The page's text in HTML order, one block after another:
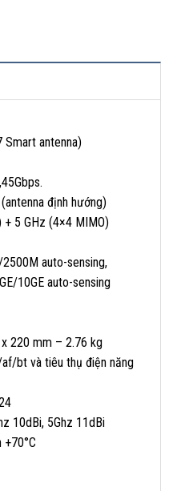
Smart antenna)
định hướng)
+ 5 GHz (4×4 MIMO)
auto-sensing,
10GE auto-sensing
220 mm – 2.76 kg
bt và tiêu thụ điện năng
10dBi, 5Ghz 11dBi